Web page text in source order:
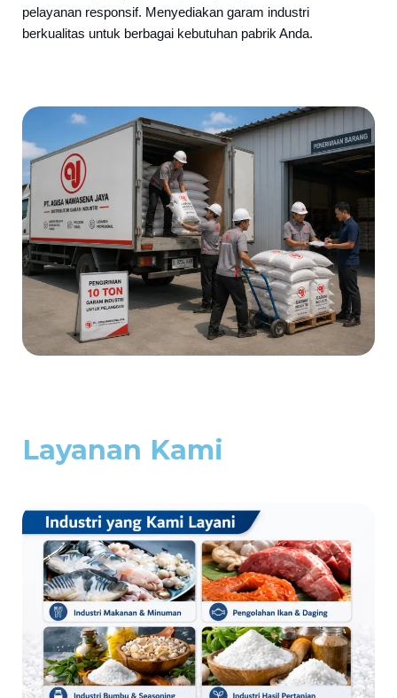
pelayanan responsif. Menyediakan garam industri
berkualitas untuk berbagai kebutuhan pabrik Anda.
Layanan Kami